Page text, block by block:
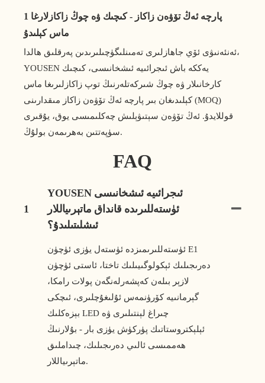
1 پارچە ئەڭ تۆۋەن زاكاز - كىچىك ۋە چوڭ زاكازلارغا
ماس كېلىدۇ
ئەنئەنىۋى ئۆي جاھازلىرى تەمىنلىگۈچىلىرىدىن پەرقلىق ھالدا،
YOUSEN يەككە باش ئىجرائىيە ئىشخانىسى، كىچىك
كارخانىلار ۋە چوڭ شىركەتلەرنىڭ توپ زاكازلىرىغا ماس
كېلىدىغان بىر پارچە ئەڭ تۆۋەن زاكاز مىقدارىنى (MOQ)
قوللايدۇ. ئەڭ تۆۋەن سېتىۋېلىش چەكلىمىسى يوق، يۇقىرى
سۈپەتتىن بەھرىمەن بولۇڭ.
FAQ
1
YOUSEN ئىجرائىيە ئىشخانىسى
ئۈستەللىرىدە قانداق ماتېرىياللار
ئىشلىتىلىدۇ؟
ئۈستەللىرىمىزدە ئۈستەل يۈزى ئۈچۈن E1
دەرىجىلىك ئېكولوگىيىلىك تاختا، ئاستى ئۈچۈن
لازېر بىلەن كەپشەرلەنگەن پولات رامكا،
گېرمانىيە كۆرۈنمەس ئۇلىغۇچلىرى، ئىچكى
بېزەكلىك LED چىراغ لېنتىلىرى ۋە
ئېلېكتروستاتىك پۈركۈش يۈزى بار - بۇلارنىڭ
ھەممىسى ئالىي دەرىجىلىك، چىداملىق
ماتېرىياللار.